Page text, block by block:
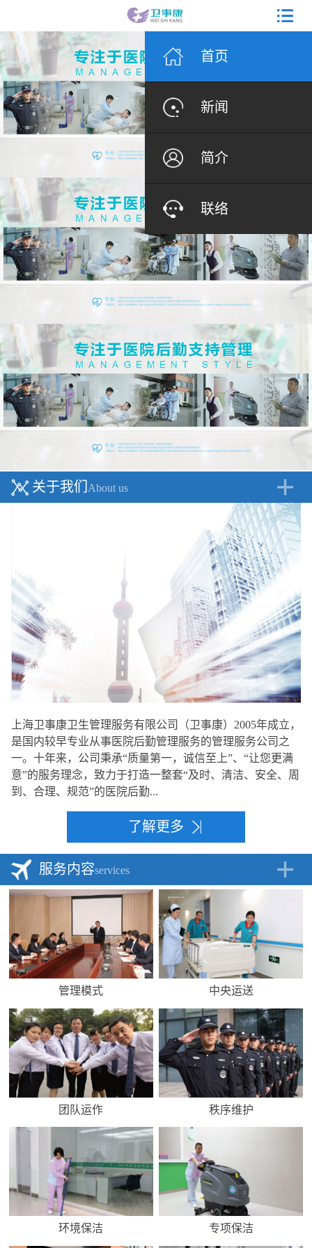
首页
新闻
简介
联络
关于我们 About us
上海卫事康卫生管理服务有限公司（卫事康）2005年成立，
是国内较早专业从事医院后勤管理服务的管理服务公司之
一。十年来，公司秉承“质量第一，诚信至上”、“让您更满
意”的服务理念，致力于打造一整套“及时、清洁、安全、周
到、合理、规范”的医院后勤...
了解更多
服务内容services
管理模式 中央运送
团队运作 秩序维护
环境保洁 专项保洁